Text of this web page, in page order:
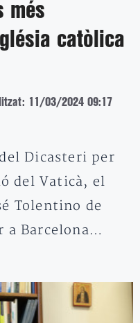
més
catòlica
11/03/2024 09:17
Dicasteri per
del Vaticà, el
Tolentino de
a Barcelona…